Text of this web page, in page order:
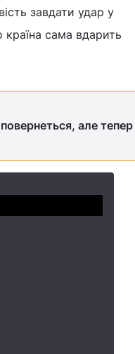
завдати удар у
сама вдарить
але тепер